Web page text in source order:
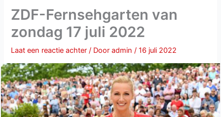
ZDF-Fernsehgarten van
zondag 17 juli 2022
Laat een reactie achter / Dooradmin/16 juli 2022